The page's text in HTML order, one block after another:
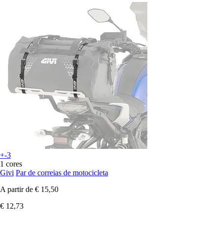
+-3
1 cores
Givi Par de correias de motocicleta
A partir de € 15,50
€ 12,73